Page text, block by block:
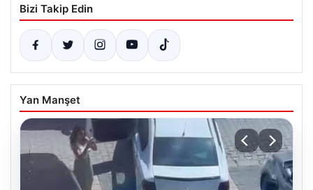
Bizi Takip Edin
Yan Manşet